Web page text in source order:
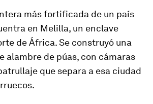
más fortificada de un país
en Melilla, un enclave
de África. Se construyó una
alambre de púas, con cámaras
que separa a esa ciudad